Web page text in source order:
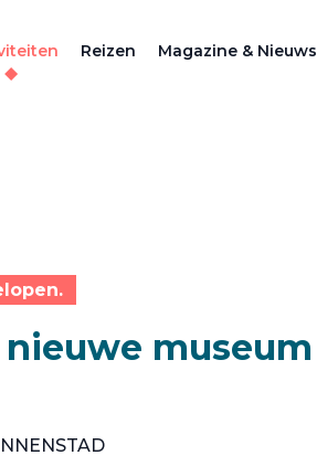
Reizen Magazine & Nieuws
museum